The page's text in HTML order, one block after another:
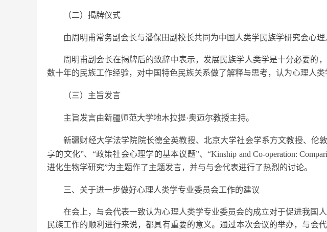
（二）揭牌仪式
由周明甫常务副会长与潘保田副校长共同为中国人类学民族学研究会心理
周明甫副会长在揭牌后的致辞中表示，发展民族学人类学是十分必要的
数十年的民族工作经验，对中国特色民族关系做了解释与思考，认为心理人
（三）主旨发言
主旨发言由新疆师范大学地木拉提·奥迈尔教授主持。
新疆财经大学法学院院长德全英教授、北京大学社会学系方文教授、伦
享的文化”、“政策社会心理学的基本议题”、“Kinship and Co-operation:
进化生物学研究”为主题作了主题发言，并与与会代表进行了热烈的讨论。
三、关于进一步做好心理人类学专业委员会工作的建议
在会上，与会代表一致认为心理人类学专业委员会的成立对于促进我国
民族工作的顺利进行来说，都具有重要的意义。通过本次会议的举办，与